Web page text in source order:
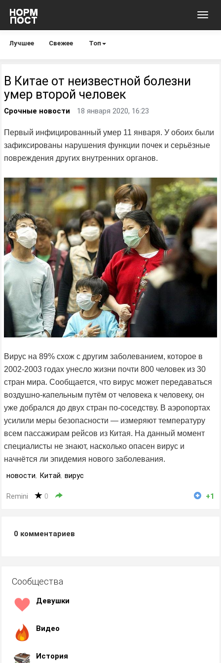
Лучшее Свежее Топ
В Китае от неизвестной болезни
умер второй человек
Срочные новости 18 января 2020, 16:23
Первый инфицированный умер 11 января. У обоих были
зафиксированы нарушения функции почек и серьёзные
повреждения других внутренних органов.
Вирус на 89% схож с другим заболеванием, которое в
2002-2003 годах унесло жизни почти 800 человек из 30
стран мира. Сообщается, что вирус может передаваться
воздушно-капельным путём от человека к человеку, он
уже добрался до двух стран по-соседству. В аэропортах
усилили меры безопасности — измеряют температуру
всем пассажирам рейсов из Китая. На данный момент
специалисты не знают, насколько опасен вирус и
начнётся ли эпидемия нового заболевания.
новости, Китай, вирус
Remini 0 +1
0 комментариев
Сообщества
Девушки
Видео
История